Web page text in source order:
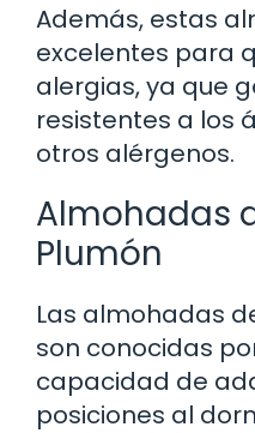
Además, estas
excelentes para
alergias, ya que
resistentes a los
otros alérgenos.
Almohadas
Plumón
Las almohadas
son conocidas
capacidad de
posiciones al